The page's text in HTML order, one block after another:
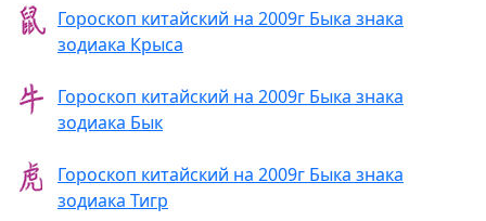
Гороскоп китайский на 2009г Быка знака
зодиака Крыса
Гороскоп китайский на 2009г Быка знака
зодиака Бык
Гороскоп китайский на 2009г Быка знака
зодиака Тигр